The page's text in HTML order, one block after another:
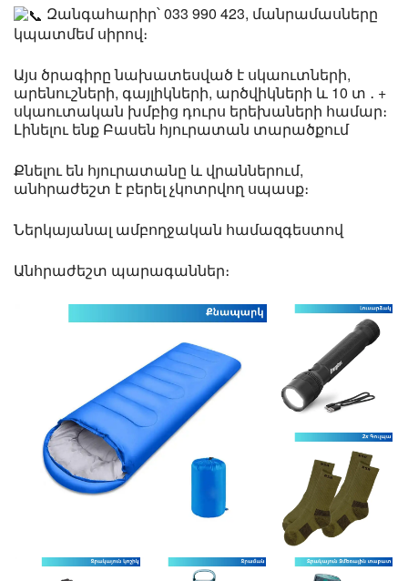
Զանգահարիր՝ 033 990 423, մանրամասները
կպատմեմ սիրով։
Այս ծրագիրը նախատեսված է սկաուտների,
արենուշների, գայլիկների, արծվիկների և 10 տ ․ +
սկաուտական խմբից դուրս երեխաների համար։
Լինելու ենք Բասեն հյուրատան տարածքում
Քնելու են հյուրատանը և վրաններում,
անհրաժեշտ է բերել չկոտրվող սպասք։
Ներկայանալ ամբողջական համազգեստով
Անհրաժեշտ պարագաններ։